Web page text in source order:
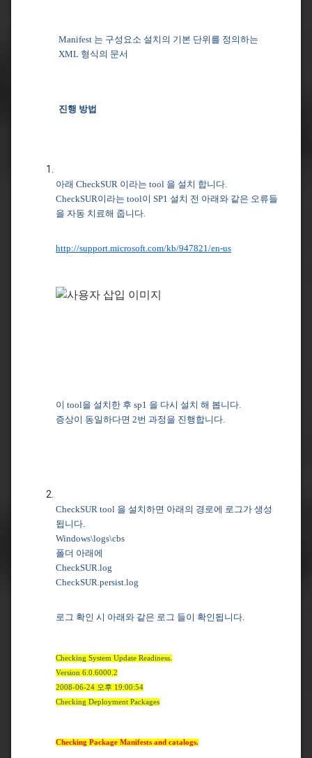
Manifest 는 구성요소 설치의 기본 단위를 정의하는
XML 형식의 문서
진행 방법
아래 CheckSUR 이라는 tool 을 설치 합니다.
CheckSUR이라는 tool이 SP1 설치 전 아래와 같은 오류들
을 자동 치료해 줍니다.
http://support.microsoft.com/kb/947821/en-us
이 tool을 설치한 후 sp1 을 다시 설치 해 봅니다.
증상이 동일하다면 2번 과정을 진행합니다.
CheckSUR tool 을 설치하면 아래의 경로에 로그가 생성
됩니다.
Windows\logs\cbs
폴더 아래에
CheckSUR.log
CheckSUR.persist.log
로그 확인 시 아래와 같은 로그 들이 확인됩니다.
Checking System Update Readiness.
Version 6.0.6000.2
2008-06-24 오후 19:00:54
Checking Deployment Packages
Checking Package Manifests and catalogs.